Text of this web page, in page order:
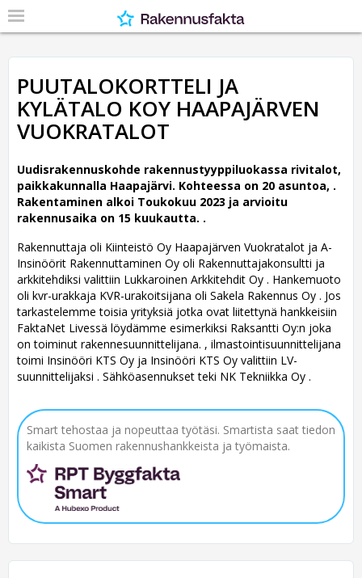
PUUTALOKORTTELI JA
KYLÄTALO KOY HAAPAJÄRVEN
VUOKRATALOT
Uudisrakennuskohde rakennustyyppiluokassa rivitalot,
paikkakunnalla Haapajärvi. Kohteessa on 20 asuntoa, .
Rakentaminen alkoi Toukokuu 2023 ja arvioitu
rakennusaika on 15 kuukautta. .
Rakennuttaja oli Kiinteistö Oy Haapajärven Vuokratalot ja A-
Insinöörit Rakennuttaminen Oy oli Rakennuttajakonsultti ja
arkkitehdiksi valittiin Lukkaroinen Arkkitehdit Oy . Hankemuoto
oli kvr-urakkaja KVR-urakoitsijana oli Sakela Rakennus Oy . Jos
tarkastelemme toisia yrityksiä jotka ovat liitettynä hankkeisiin
FaktaNet Livessä löydämme esimerkiksi Raksantti Oy:n joka
on toiminut rakennesuunnittelijana. , ilmastointisuunnittelijana
toimi Insinööri KTS Oy ja Insinööri KTS Oy valittiin LV-
suunnittelijaksi . Sähköasennukset teki NK Tekniikka Oy .
Smart tehostaa ja nopeuttaa työtäsi. Smartista saat tiedon
kaikista Suomen rakennushankkeista ja työmaista.